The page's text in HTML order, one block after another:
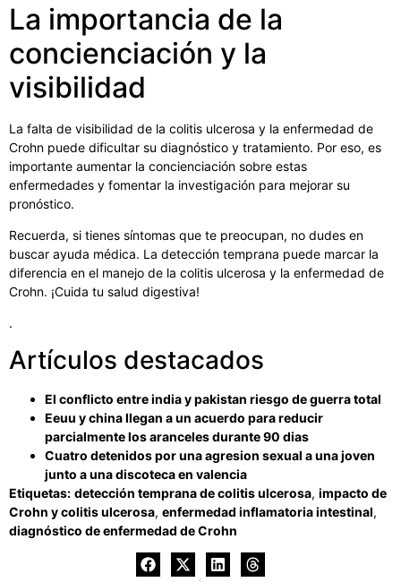
La importancia de la
concienciación y la
visibilidad
La falta de visibilidad de la colitis ulcerosa y la enfermedad de
Crohn puede dificultar su diagnóstico y tratamiento. Por eso, es
importante aumentar la concienciación sobre estas
enfermedades y fomentar la investigación para mejorar su
pronóstico.
Recuerda, si tienes síntomas que te preocupan, no dudes en
buscar ayuda médica. La detección temprana puede marcar la
diferencia en el manejo de la colitis ulcerosa y la enfermedad de
Crohn. ¡Cuida tu salud digestiva!
.
Artículos destacados
El conflicto entre india y pakistan riesgo de guerra total
Eeuu y china llegan a un acuerdo para reducir
parcialmente los aranceles durante 90 dias
Cuatro detenidos por una agresion sexual a una joven
junto a una discoteca en valencia
Etiquetas: detección temprana de colitis ulcerosa, impacto de
Crohn y colitis ulcerosa, enfermedad inflamatoria intestinal,
diagnóstico de enfermedad de Crohn